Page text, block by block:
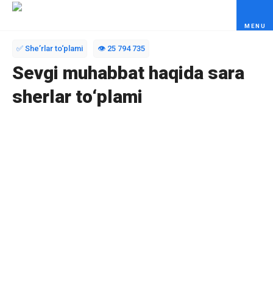
✅ Sheʼrlar to‘plami 👁️ 25 794 735
Sevgi muhabbat haqida sara
sherlar to‘plami